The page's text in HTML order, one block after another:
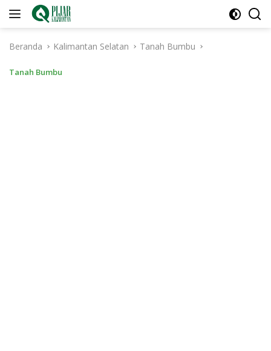
Langsung
Beranda
Kalimantan Selatan Tanah Bumbu
Tanah Bumbu